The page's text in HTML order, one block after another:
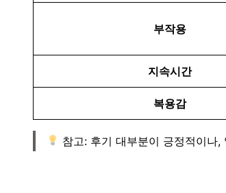
부작용
지속시간
복용감
참고: 후기 대부분이 긍정적이나